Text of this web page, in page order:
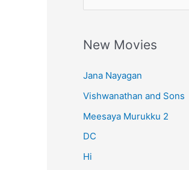
r
h
f
o
r
:
New Movies
Jana Nayagan
Vishwanathan and Sons
Meesaya Murukku 2
DC
Hi